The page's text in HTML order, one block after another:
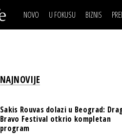
NOVO U FOKUSU BIZNIS
BANKE
IZJAVA DANABIZNIS
BREND
TECH I AI
NAJNOVIJE
Sakis Rouvas dolazi u Beograd:
Bravo Festival otkrio kompletan
program